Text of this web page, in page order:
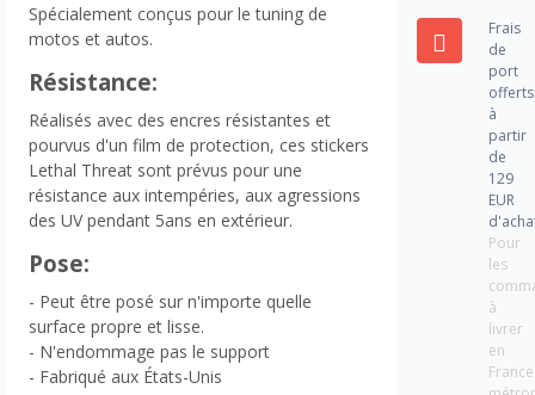
Spécialement conçus pour le tuning de
motos et autos.
Résistance:
Réalisés avec des encres résistantes et
pourvus d'un film de protection, ces stickers
Lethal Threat sont prévus pour une
résistance aux intempéries, aux agressions
des UV pendant 5ans en extérieur.
Pose:
- Peut être posé sur n'importe quelle
surface propre et lisse.
- N'endommage pas le support
- Fabriqué aux États-Unis
Frais
de
port
offerts
à
partir
de
129
EUR
Pour
les
à
livrer
en
France